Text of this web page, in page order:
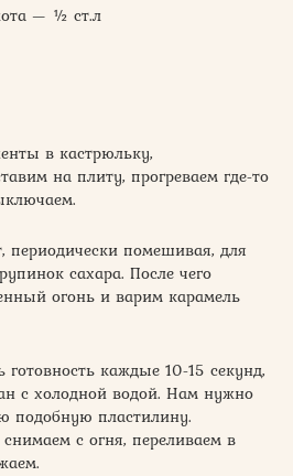
— ½ ст.л
в кастрюльку,
на плиту, прогреваем где-то
периодически помешивая, для
сахара. После чего
огонь и варим карамель
каждые 10-15 секунд,
с холодной водой. Нам нужно
подобную пластилину.
с огня, переливаем в